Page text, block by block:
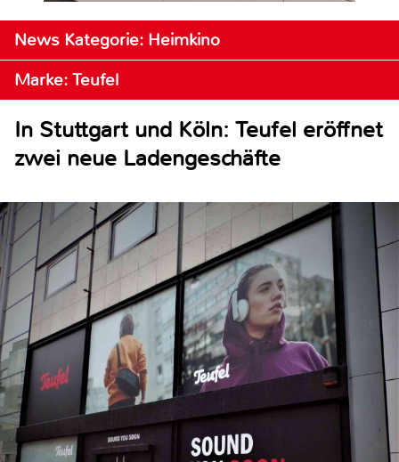
News Kategorie: Heimkino
Marke: Teufel
In Stuttgart und Köln: Teufel eröffnet
zwei neue Ladengeschäfte